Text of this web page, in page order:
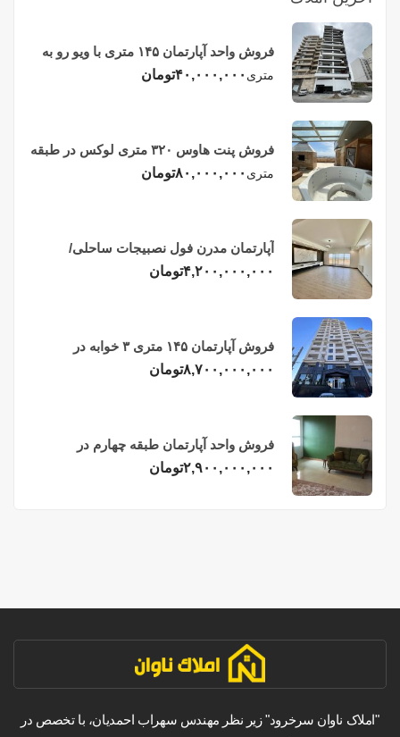
فروش واحد آپارتمان ۱۴۵ متری با ویو رو به
دریا در فریدونکنار
متری ۴۰,۰۰۰,۰۰۰تومان
فروش پنت هاوس ۳۲۰ متری لوکس در طبقه
چهاردهم فریدونکنار
متری ۸۰,۰۰۰,۰۰۰تومان
آپارتمان مدرن فول نصبیجات ساحلی/
فریدونکنار
۴,۲۰۰,۰۰۰,۰۰۰تومان
فروش آپارتمان ۱۴۵ متری ۳ خوابه در
فریدونکنار
۸,۷۰۰,۰۰۰,۰۰۰تومان
فروش واحد آپارتمان طبقه چهارم در
فریدونکنار
۲,۹۰۰,۰۰۰,۰۰۰تومان
"املاک ناوان سرخرود" زیر نظر مهندس سهراب احمدیان، با تخصص در